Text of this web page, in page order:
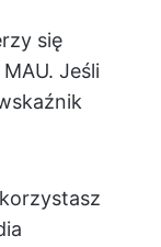
się
Jeśli